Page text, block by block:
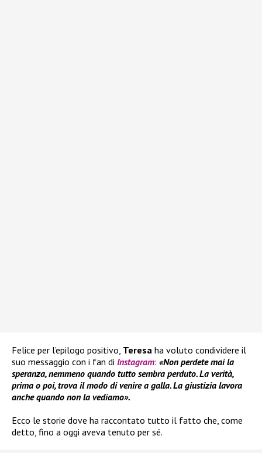
Felice per l’epilogo positivo, Teresa ha voluto condividere il
suo messaggio con i fan di Instagram: «Non perdete mai la
speranza, nemmeno quando tutto sembra perduto. La verità,
prima o poi, trova il modo di venire a galla. La giustizia lavora
anche quando non la vediamo».
Ecco le storie dove ha raccontato tutto il fatto che, come
detto, fino a oggi aveva tenuto per sé.